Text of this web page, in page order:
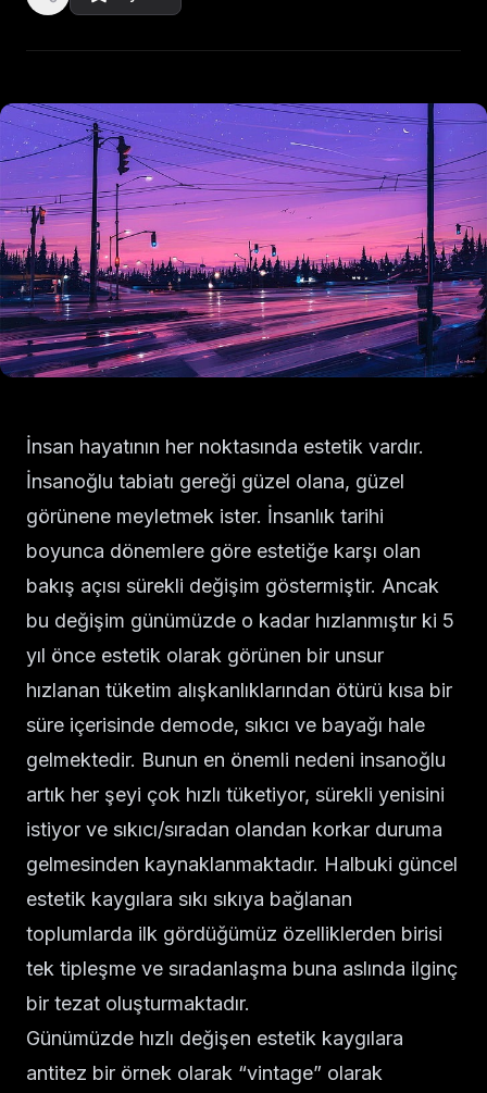
İnsan hayatının her noktasında estetik vardır.
İnsanoğlu tabiatı gereği güzel olana, güzel
görünene meyletmek ister. İnsanlık tarihi
boyunca dönemlere göre estetiğe karşı olan
bakış açısı sürekli değişim göstermiştir. Ancak
bu değişim günümüzde o kadar hızlanmıştır ki 5
yıl önce estetik olarak görünen bir unsur
hızlanan tüketim alışkanlıklarından ötürü kısa bir
süre içerisinde demode, sıkıcı ve bayağı hale
gelmektedir. Bunun en önemli nedeni insanoğlu
artık her şeyi çok hızlı tüketiyor, sürekli yenisini
istiyor ve sıkıcı/sıradan olandan korkar duruma
gelmesinden kaynaklanmaktadır. Halbuki güncel
estetik kaygılara sıkı sıkıya bağlanan
toplumlarda ilk gördüğümüz özelliklerden birisi
tek tipleşme ve sıradanlaşma buna aslında ilginç
bir tezat oluşturmaktadır.
Günümüzde hızlı değişen estetik kaygılara
antitez bir örnek olarak “vintage” olarak